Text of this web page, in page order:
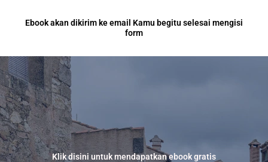
Ebook akan dikirim ke email Kamu begitu selesai mengisi
form
Klik disini untuk mendapatkan ebook gratis